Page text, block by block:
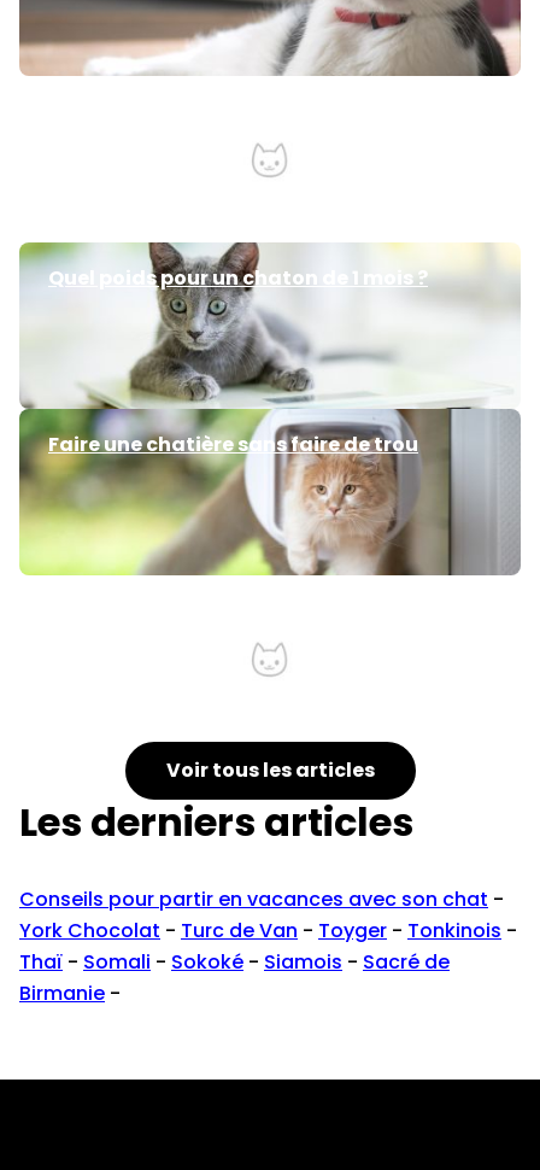
Quel poids pour un chaton de 1 mois ?
Faire une chatière sans faire de trou
Voir tous les articles
Les derniers articles
Conseils pour partir en vacances avec son chat -
York Chocolat - Turc de Van - Toyger - Tonkinois -
Thaï - Somali - Sokoké - Siamois - Sacré de
Birmanie -